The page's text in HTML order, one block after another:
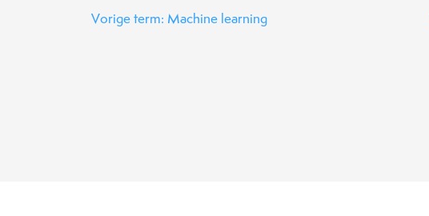
Vorige term: Machine learning